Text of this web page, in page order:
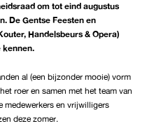
om tot eind augustus
De Gentse Feesten en
Handelsbeurs & Opera)
kennen.
al (een bijzonder mooie) vorm
roer en samen met het team van
medewerkers en vrijwilligers
deze zomer.